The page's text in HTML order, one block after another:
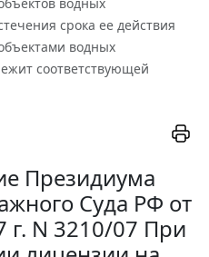
срока ее действия
водных
соответствующей
Президиума
Суда РФ от
г. N 3210/07 При